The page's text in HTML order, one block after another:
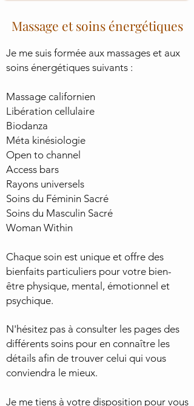
Massage et soins énergétiques
Je me suis formée aux massages et aux
soins énergétiques suivants :
Massage californien
Libération cellulaire
Biodanza
Méta kinésiologie
Open to channel
Access bars
Rayons universels
Soins du Féminin Sacré
Soins du Masculin Sacré
Woman Within
Chaque soin est unique et offre des
bienfaits particuliers pour votre bien-
être physique, mental, émotionnel et
psychique.
N'hésitez pas à consulter les pages des
différents soins pour en connaître les
détails afin de trouver celui qui vous
conviendra le mieux.
Je me tiens à votre disposition pour vous